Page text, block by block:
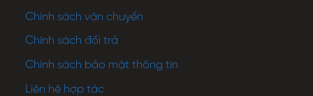
Chính sách vận chuyển
Chính sách đổi trả
Chính sách bảo mật thông tin
Liên hệ hợp tác